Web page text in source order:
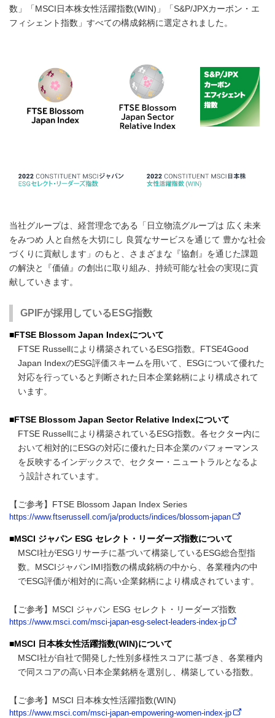
数」「MSCI日本株女性活躍指数(WIN)」「S&P/JPXカーボン・エ
フィシェント指数」すべての構成銘柄に選定されました。
当社グループは、経営理念である「日立物流グループは 広く未来
をみつめ 人と自然を大切にし 良質なサービスを通じて 豊かな社会
づくりに貢献します」のもと、さまざまな『協創』を通じた課題
の解決と『価値』の創出に取り組み、持続可能な社会の実現に貢
献していきます。
GPIFが採用しているESG指数
■FTSE Blossom Japan Indexについて
FTSE Russellにより構築されているESG指数。FTSE4Good
Japan IndexのESG評価スキームを用いて、ESGについて優れた
対応を行っていると判断された日本企業銘柄により構成されて
います。
■FTSE Blossom Japan Sector Relative Indexについて
FTSE Russellにより構築されているESG指数。各セクター内に
おいて相対的にESGの対応に優れた日本企業のパフォーマンス
を反映するインデックスで、セクター・ニュートラルとなるよ
う設計されています。
【ご参考】FTSE Blossom Japan Index Series
https://www.ftserussell.com/ja/products/indices/blossom-japan
■MSCI ジャパン ESG セレクト・リーダーズ指数について
MSCI社がESGリサーチに基づいて構築しているESG総合型指
数。MSCIジャパンIMI指数の構成銘柄の中から、各業種内の中
でESG評価が相対的に高い企業銘柄により構成されています。
【ご参考】MSCI ジャパン ESG セレクト・リーダーズ指数
https://www.msci.com/msci-japan-esg-select-leaders-index-jp
■MSCI 日本株女性活躍指数(WIN)について
MSCI社が自社で開発した性別多様性スコアに基づき、各業種内
で同スコアの高い日本企業銘柄を選別し、構築している指数。
【ご参考】MSCI 日本株女性活躍指数(WIN)
https://www.msci.com/msci-japan-empowering-women-index-jp